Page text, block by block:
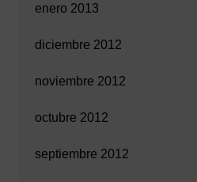
enero 2013
diciembre 2012
noviembre 2012
octubre 2012
septiembre 2012